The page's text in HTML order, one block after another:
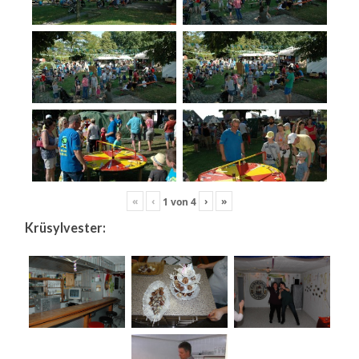
« ‹ 1 von 4 › »
Krüsylvester: